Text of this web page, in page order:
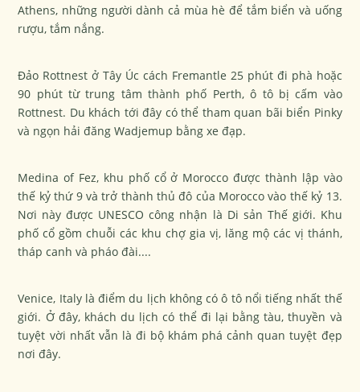
Athens, những người dành cả mùa hè để tắm biển và uống
rượu, tắm nắng.
Đảo Rottnest ở Tây Úc cách Fremantle 25 phút đi phà hoặc
90 phút từ trung tâm thành phố Perth, ô tô bị cấm vào
Rottnest. Du khách tới đây có thể tham quan bãi biển Pinky
và ngọn hải đăng Wadjemup bằng xe đạp.
Medina of Fez, khu phố cổ ở Morocco được thành lập vào
thế kỷ thứ 9 và trở thành thủ đô của Morocco vào thế kỷ 13.
Nơi này được UNESCO công nhận là Di sản Thế giới. Khu
phố cổ gồm chuỗi các khu chợ gia vị, lăng mộ các vị thánh,
tháp canh và pháo đài....
Venice, Italy là điểm du lịch không có ô tô nổi tiếng nhất thế
giới. Ở đây, khách du lịch có thể đi lại bằng tàu, thuyền và
tuyệt vời nhất vẫn là đi bộ khám phá cảnh quan tuyệt đẹp
nơi đây.